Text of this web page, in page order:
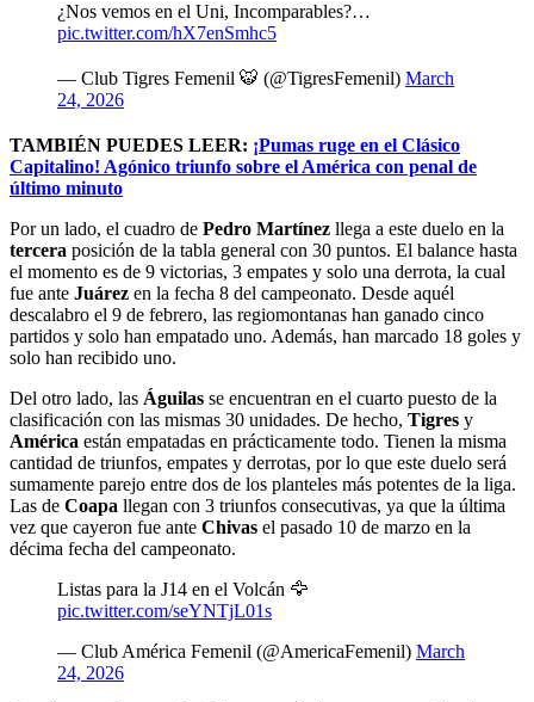
¿Nos vemos en el Uni, Incomparables?…
pic.twitter.com/hX7enSmhc5
— Club Tigres Femenil 🐯 (@TigresFemenil) March
24, 2026
TAMBIÉN PUEDES LEER: ¡Pumas ruge en el Clásico
Capitalino! Agónico triunfo sobre el América con penal de
último minuto
Por un lado, el cuadro de Pedro Martínez llega a este duelo en la
tercera posición de la tabla general con 30 puntos. El balance hasta
el momento es de 9 victorias, 3 empates y solo una derrota, la cual
fue ante Juárez en la fecha 8 del campeonato. Desde aquél
descalabro el 9 de febrero, las regiomontanas han ganado cinco
partidos y solo han empatado uno. Además, han marcado 18 goles y
solo han recibido uno.
Del otro lado, las Águilas se encuentran en el cuarto puesto de la
clasificación con las mismas 30 unidades. De hecho, Tigres y
América están empatadas en prácticamente todo. Tienen la misma
cantidad de triunfos, empates y derrotas, por lo que este duelo será
sumamente parejo entre dos de los planteles más potentes de la liga.
Las de Coapa llegan con 3 triunfos consecutivas, ya que la última
vez que cayeron fue ante Chivas el pasado 10 de marzo en la
décima fecha del campeonato.
Listas para la J14 en el Volcán 🦅
pic.twitter.com/seYNTjL01s
— Club América Femenil (@AmericaFemenil) March
24, 2026